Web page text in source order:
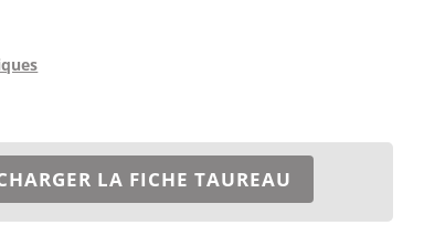
LA FICHE TAUREAU